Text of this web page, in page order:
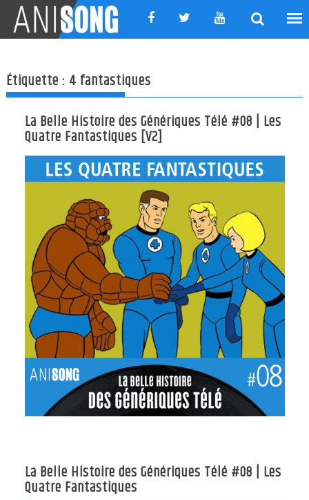
content
Étiquette : 4 fantastiques
La Belle Histoire des Génériques Télé #08 | Les
Quatre Fantastiques [V2]
La Belle Histoire des Génériques Télé #08 | Les
Quatre Fantastiques